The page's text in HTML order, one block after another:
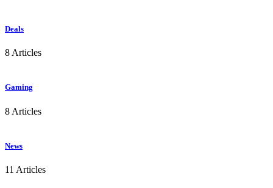
Deals
8 Articles
Gaming
8 Articles
News
11 Articles